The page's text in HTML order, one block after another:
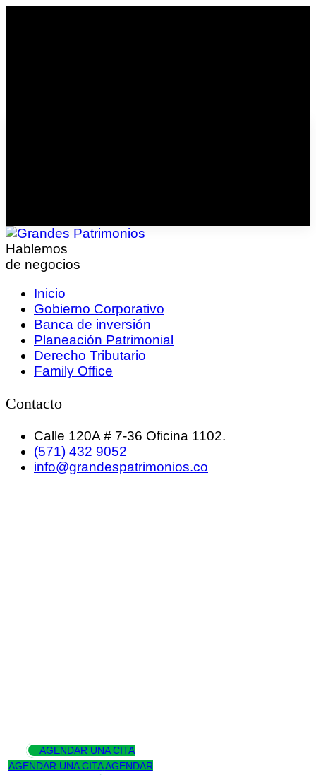
Hablemos
de negocios
Inicio
Gobierno Corporativo
Banca de inversión
Planeación Patrimonial
Derecho Tributario
Family Office
Contacto
Calle 120A # 7-36 Oficina 1102.
(571) 432 9052
info@grandespatrimonios.co
AGENDAR UNA CITA
AGENDAR UNA CITA AGENDAR